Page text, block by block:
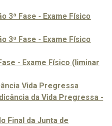
3ª Fase - Exame Físico
3ª Fase - Exame Físico
- Exame Físico (liminar
Vida Pregressa
da Vida Pregressa -
Final da Junta de